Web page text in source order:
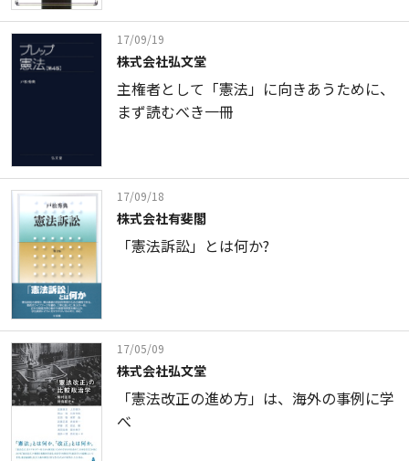
17/09/19
株式会社弘文堂
主権者として「憲法」に向きあうために、
まず読むべき一冊
17/09/18
株式会社有斐閣
「憲法訴訟」とは何か?
17/05/09
株式会社弘文堂
「憲法改正の進め方」は、海外の事例に学
べ